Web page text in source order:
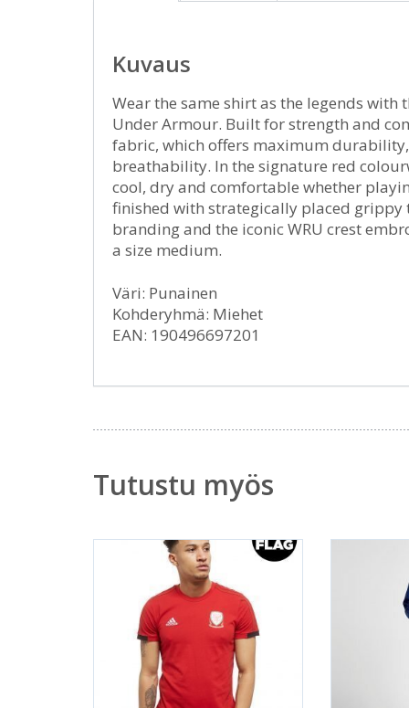
Kuvaus
Wear the same shirt as the legends with
Under Armour. Built for strength and
fabric, which offers maximum
breathability. In the signature red
cool, dry and comfortable whether
finished with strategically placed
branding and the iconic WRU crest
a size medium.
Väri: Punainen
Kohderyhmä: Miehet
EAN: 190496697201
Tutustu myös